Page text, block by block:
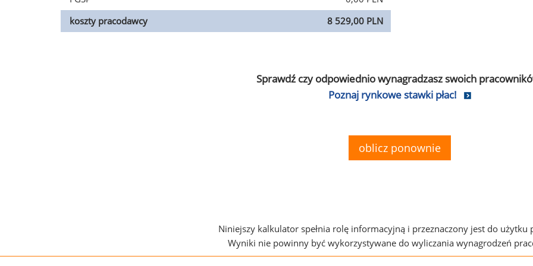
koszty pracodawcy
8 529,00 PLN
Sprawdź czy odpowiednio wynagradzasz swoich
Poznaj rynkowe stawki płac!
oblicz ponownie
Niniejszy kalkulator spełnia rolę informacyjną i przeznaczony jest do użytku
Wyniki nie powinny być wykorzystywane do wyliczania wynagrodzeń